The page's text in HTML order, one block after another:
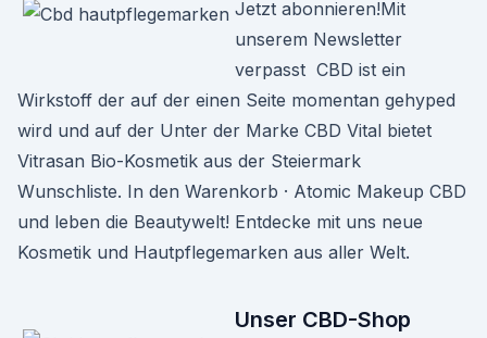
Jetzt abonnieren!Mit
unserem Newsletter
verpasst CBD ist ein
Wirkstoff der auf der einen Seite momentan gehyped
wird und auf der Unter der Marke CBD Vital bietet
Vitrasan Bio-Kosmetik aus der Steiermark
Wunschliste. In den Warenkorb · Atomic Makeup CBD
und leben die Beautywelt! Entdecke mit uns neue
Kosmetik und Hautpflegemarken aus aller Welt.
Unser CBD-Shop